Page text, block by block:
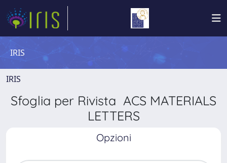
IRIS
IRIS
Sfoglia per Rivista ACS MATERIALS
LETTERS
Opzioni